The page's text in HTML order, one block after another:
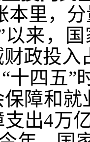
本里，
以来，
政投入
十四五”
障和就
出4万